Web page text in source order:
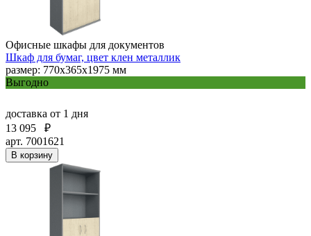
Офисные шкафы для документов
Шкаф для бумаг, цвет клен металлик
размер: 770х365х1975 мм
Выгодно
доставка от 1 дня
13 095
₽
арт. 7001621
В корзину